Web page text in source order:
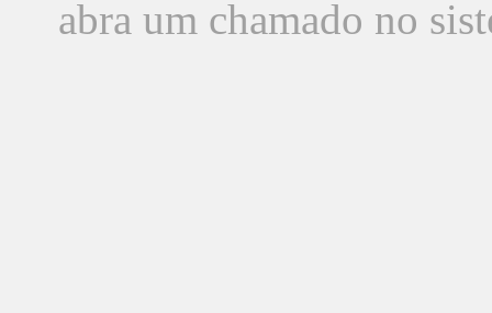
abra um chamado no